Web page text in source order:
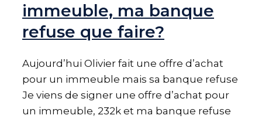
immeuble, ma banque
refuse que faire?
Aujourd’hui Olivier fait une offre d’achat
pour un immeuble mais sa banque refuse
Je viens de signer une offre d’achat pour
un immeuble, 232k et ma banque refuse